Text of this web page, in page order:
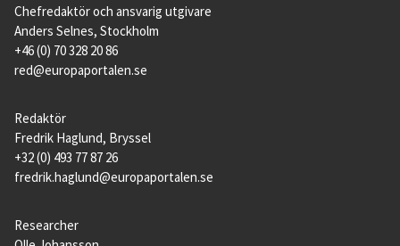
Chefredaktör och ansvarig utgivare
Anders Selnes, Stockholm
+46 (0) 70 328 20 86
red@europaportalen.se
Redaktör
Fredrik Haglund, Bryssel
+32 (0) 493 77 87 26
fredrik.haglund@europaportalen.se
Researcher